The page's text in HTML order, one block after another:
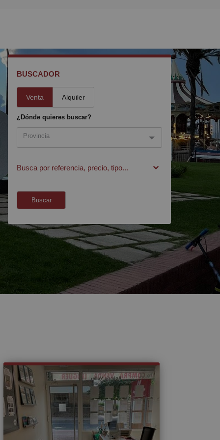
BUSCADOR
Venta Alquiler
¿Dónde quieres buscar?
Provincia
Tarragona
Busca por referencia, precio, tipo...
Buscar